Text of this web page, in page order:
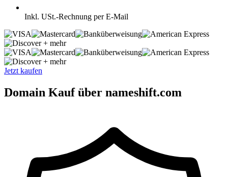
Inkl. USt.-Rechnung per E-Mail
+ mehr
+ mehr
Jetzt kaufen
Domain Kauf über nameshift.com